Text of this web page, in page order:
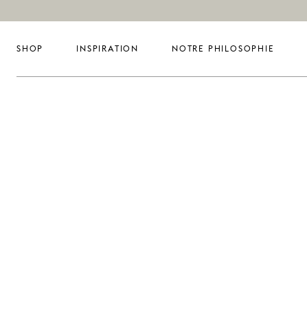
SHOP INSPIRATION NOTRE PHILOSOPHIE